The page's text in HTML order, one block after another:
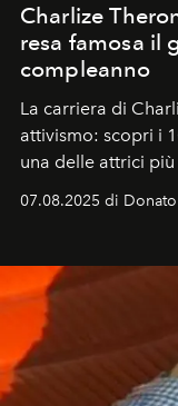
Charlize
resa famosa il
compleanno
La carriera di
attivismo: scopri i
una delle attrici
07.08.2025 di